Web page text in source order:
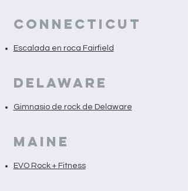
CONNECTICUT
Escalada en roca Fairfield
DELAWARE
Gimnasio de rock de Delaware
MAINE
EVO Rock + Fitness